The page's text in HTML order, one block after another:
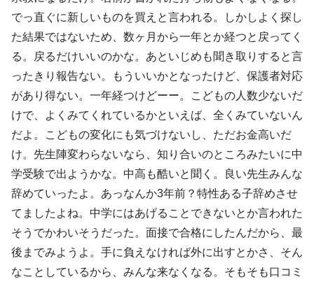
でっ直ぐに新しいものを買えと言われる。しかしよく探し
た結果ではないため、数ヶ月から一年とか経つと戻ってく
る。戻るだけいいのかな。あといじめも聞き取りすると言
ったきり報告ない。もういいかとなったけど、保護者対応
があり得ない。一年経つけどーー。こどもの人数少ないだ
けで、よくみてくれているかといえば、全くみていないん
だよ。こどもの変化にも気づけないし、ただお金高いだ
け。先生陣変わらないなら、知り合いのところみたいに中
学受験で出ようかな。中高も酷いと聞く。良い先生みんな
辞めていったよ。あっなんか3年前？特性ある子辞めさせ
てましたよね。中学にはあげることできないとか言われた
そうでかわいそうだった。面接で合格にしたんだから、最
後までみようよ。手に負えなければ外に出すとかさ、そん
なことしているから、みんな来なくなる。そもそも口コミ